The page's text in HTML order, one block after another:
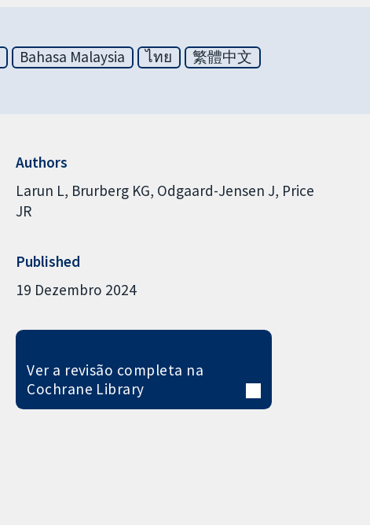
Bahasa Malaysia ไทย
繁體中文
Authors
Larun L Brurberg KG Odgaard-Jensen J Price
JR
Published
19 Dezembro 2024
Ver a revisão completa na
Cochrane Library